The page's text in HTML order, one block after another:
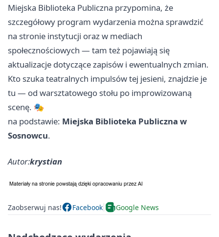
Miejska Biblioteka Publiczna przypomina, że
szczegółowy program wydarzenia można sprawdzić
na stronie instytucji oraz w mediach
społecznościowych — tam też pojawiają się
aktualizacje dotyczące zapisów i ewentualnych zmian.
Kto szuka teatralnych impulsów tej jesieni, znajdzie je
tu — od warsztatowego stołu po improwizowaną
scenę. 🎭
na podstawie: Miejska Biblioteka Publiczna w
Sosnowcu.
Autor:krystian
Zaobserwuj nas! Facebook Google News